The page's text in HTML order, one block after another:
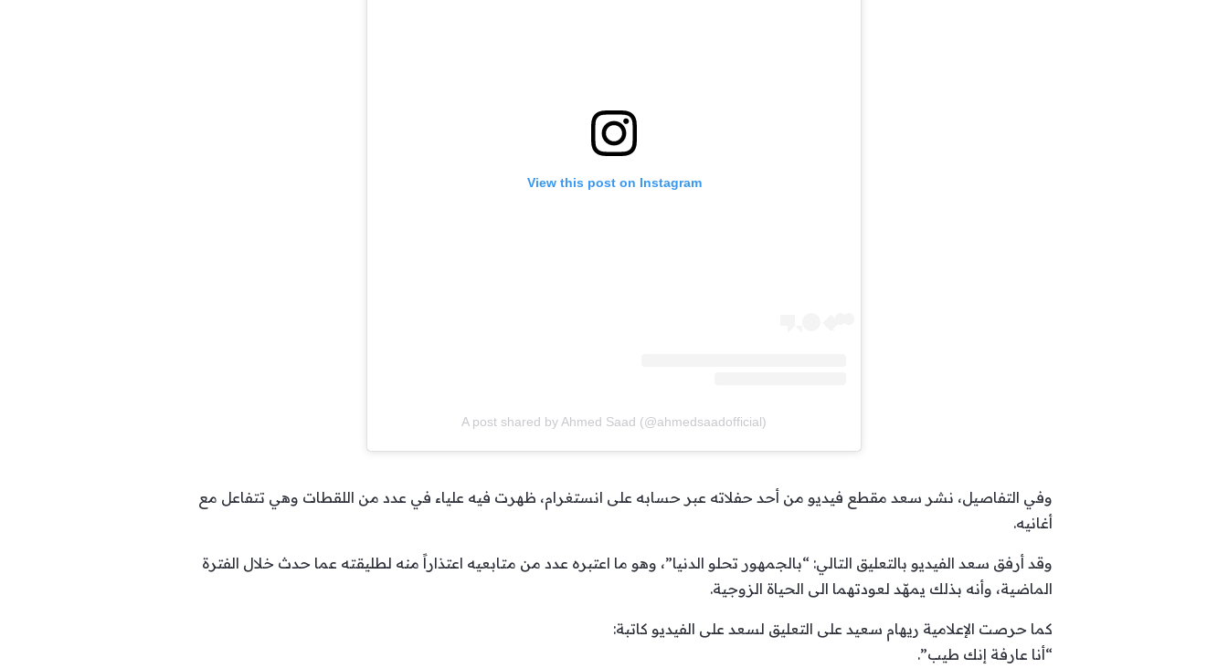
View this post on Instagram
A post shared by Ahmed Saad (@ahmedsaadofficial)
وفي التفاصيل، نشر سعد مقطع فيديو من أحد حفلاته عبر حسابه على انستغرام، ظهرت فيه علياء في عدد من اللقطات وهي تتفاعل مع
أغانيه.
وقد أرفق سعد الفيديو بالتعليق التالي: “بالجمهور تحلو الدنيا”، وهو ما اعتبره عدد من متابعيه اعتذاراً منه لطليقته عما حدث خلال الفترة
الماضية، وأنه بذلك يمهّد لعودتهما الى الحياة الزوجية.
كما حرصت الإعلامية ريهام سعيد على التعليق لسعد على الفيديو كاتبة:
“أنا عارفة إنك طيب”.